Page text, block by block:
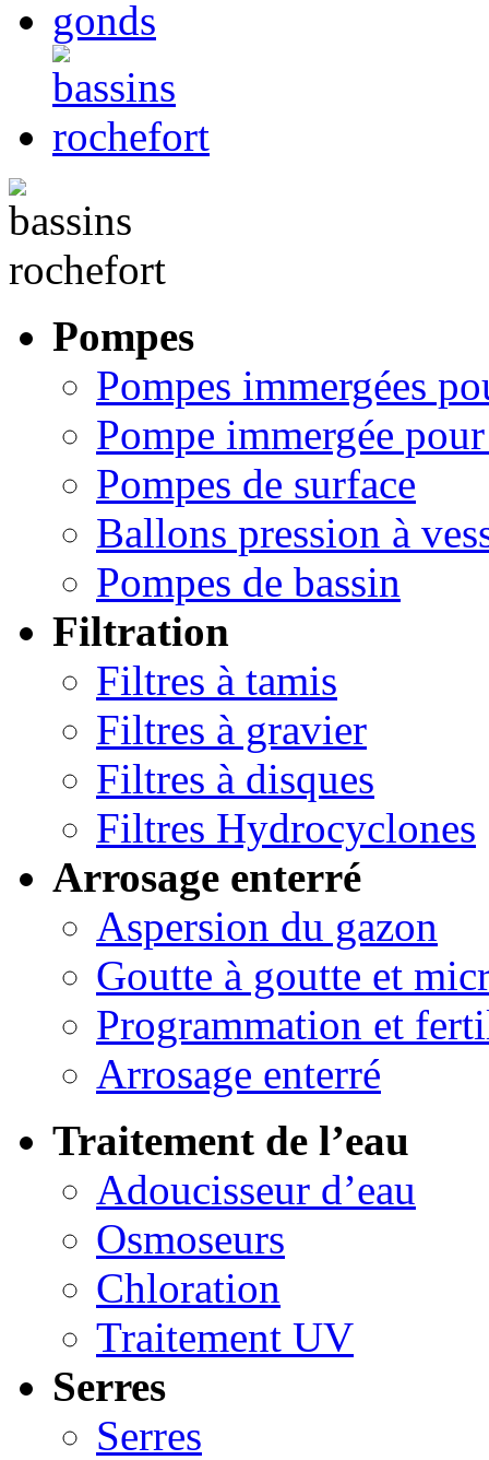
Pompes
Pompes immergées
Pompe immergée
Pompes de surface
Ballons pression à
Pompes de bassin
Filtration
Filtres à tamis
Filtres à gravier
Filtres à disques
Filtres Hydrocyclones
Arrosage enterré
Aspersion du gazon
Goutte à goutte et
Programmation et
Arrosage enterré
Traitement de l’eau
Adoucisseur d’eau
Osmoseurs
Chloration
Traitement UV
Serres
Serres